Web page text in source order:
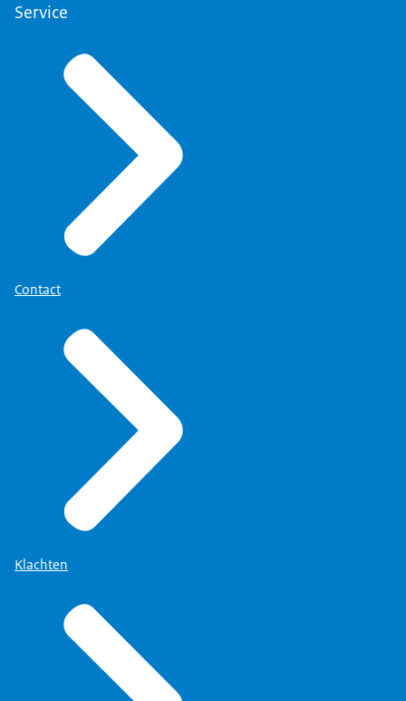
Service
Contact
Klachten